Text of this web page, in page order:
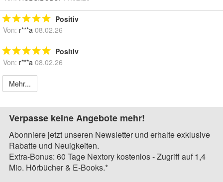
Positiv
Von: r***a 08.02.26
Positiv
Von: r***a 08.02.26
Mehr...
Verpasse keine Angebote mehr!
Abonniere jetzt unseren Newsletter und erhalte exklusive
Rabatte und Neuigkeiten.
Extra-Bonus: 60 Tage Nextory kostenlos - Zugriff auf 1,4
Mio. Hörbücher & E-Books.*